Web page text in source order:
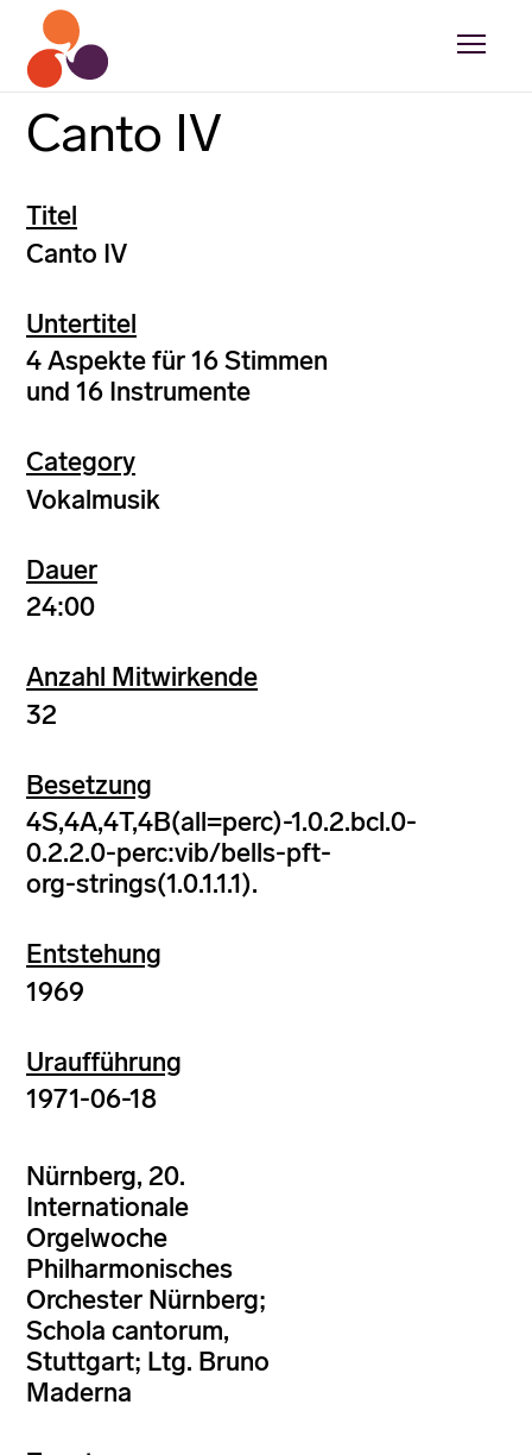
Canto IV
Titel
Canto IV
Untertitel
4 Aspekte für 16 Stimmen
und 16 Instrumente
Category
Vokalmusik
Dauer
24:00
Anzahl Mitwirkende
32
Besetzung
4S,4A,4T,4B(all=perc)-1.0.2.bcl.0-
0.2.2.0-perc:vib/bells-pft-
org-strings(1.0.1.1.1).
Entstehung
1969
Uraufführung
1971-06-18
Nürnberg, 20.
Internationale
Orgelwoche
Philharmonisches
Orchester Nürnberg;
Schola cantorum,
Stuttgart; Ltg. Bruno
Maderna